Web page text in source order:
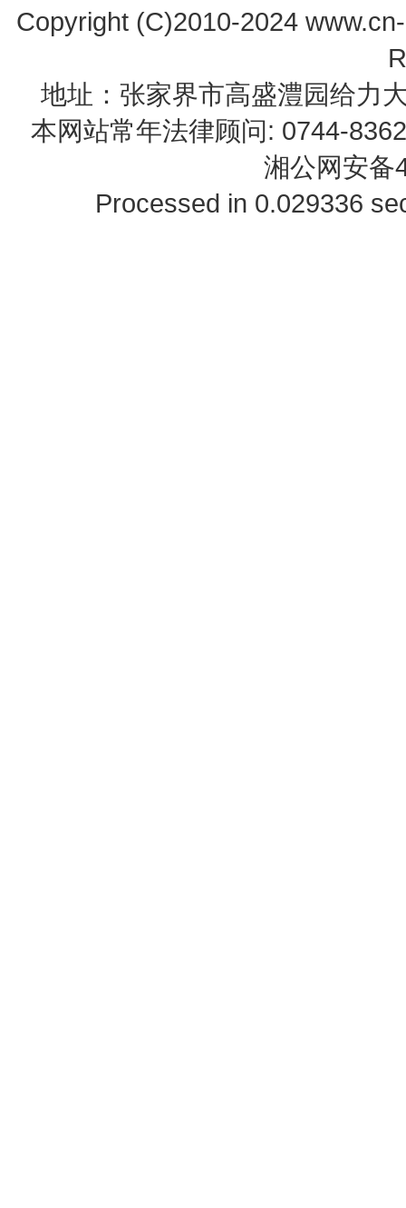
Copyright (C)2010-2024
地址：张家界市高盛澧园给力
本网站常年法律顾问: 0744-
湘公网安备
Processed in 0.029336